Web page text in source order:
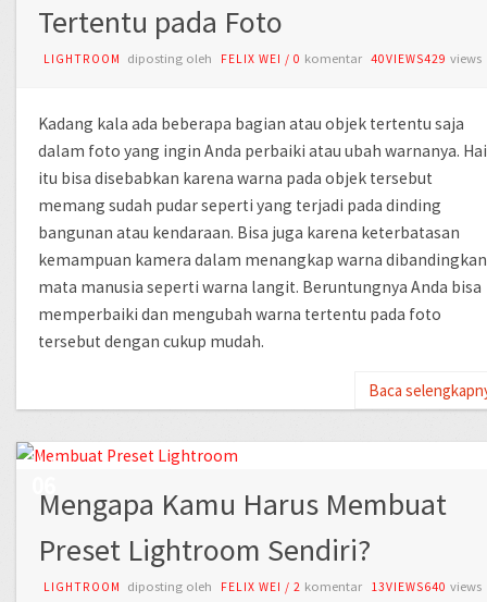
Tertentu pada Foto
LIGHTROOM diposting oleh FELIX WEI / 0 komentar 40VIEWS429 views
Kadang kala ada beberapa bagian atau objek tertentu saja
dalam foto yang ingin Anda perbaiki atau ubah warnanya. Hai
itu bisa disebabkan karena warna pada objek tersebut
memang sudah pudar seperti yang terjadi pada dinding
bangunan atau kendaraan. Bisa juga karena keterbatasan
kemampuan kamera dalam menangkap warna dibandingkan
mata manusia seperti warna langit. Beruntungnya Anda bisa
memperbaiki dan mengubah warna tertentu pada foto
tersebut dengan cukup mudah.
Baca
AUG
Mengapa Kamu Harus Membuat
Preset Lightroom Sendiri?
LIGHTROOM diposting oleh FELIX WEI / 2 komentar 13VIEWS640 views